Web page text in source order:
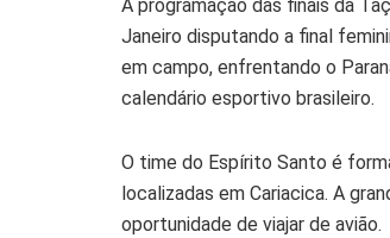
A programação das finais da
Janeiro disputando a final
em campo, enfrentando o
calendário esportivo brasileiro.
O time do Espírito Santo é
localizadas em Cariacica. A
oportunidade de viajar de avião.